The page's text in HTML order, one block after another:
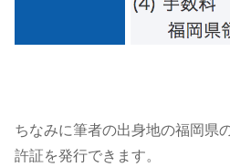
ちなみに筆者の出身地の福岡県
許証を発行できます。